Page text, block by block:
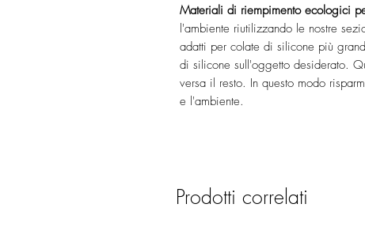
Materiali di riempimento ecologici
l'ambiente riutilizzando le nostre
adatti per colate di silicone più
di silicone sull'oggetto desiderato.
versa il resto. In questo modo
e l'ambiente.
Prodotti correlati